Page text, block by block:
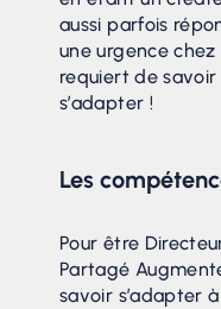
aussi parfois
une urgence chez
requiert de
s’adapter !
Les
Pour être
Partagé
savoir s’adapter